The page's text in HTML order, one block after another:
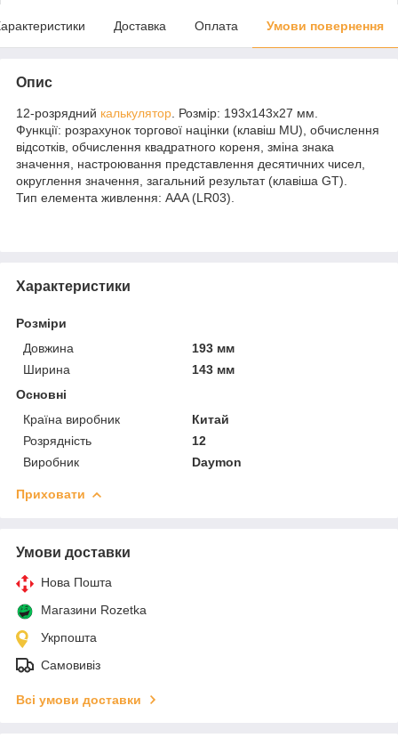
Доставка Оплата Умови повернення
Опис
12-розрядний калькулятор . Розмір: 193х143х27 мм.
Функції: розрахунок торгової націнки (клавіш MU), обчислення
відсотків, обчислення квадратного кореня, зміна знака
значення, настроювання представлення десятичних чисел,
округлення значення, загальний результат (клавіша GT).
Тип елемента живлення: AAA (LR03).
Характеристики
Розміри
Довжина
193 мм
Ширина
143 мм
Основні
Країна виробник
Китай
Розрядність
12
Виробник
Daymon
Приховати
Умови доставки
Нова Пошта
Магазини Rozetka
Укрпошта
Самовивіз
Всі умови доставки